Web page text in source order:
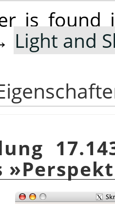
is found
Light and